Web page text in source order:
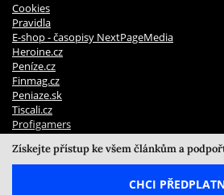
Cookies
Pravidla
E-shop - časopisy NextPageMedia
Heroine.cz
Peníze.cz
Finmag.cz
Peniaze.sk
Tiscali.cz
Profigamers
Pravidla soutěží
© 2026 NextPage Media, s.r.o. | ISSN 2694 -
Získejte přístup ke všem článkům a
CHCI